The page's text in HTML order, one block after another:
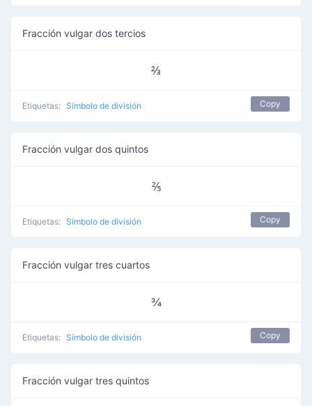
Fracción vulgar dos tercios
⅔
Etiquetas: Símbolo de división Copy
Fracción vulgar dos quintos
⅖
Etiquetas: Símbolo de división Copy
Fracción vulgar tres cuartos
¾
Etiquetas: Símbolo de división Copy
Fracción vulgar tres quintos